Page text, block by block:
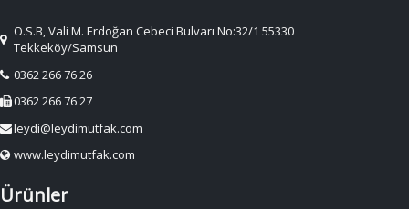
O.S.B, Vali M. Erdoğan Cebeci Bulvarı No:32/1 55330
Tekkeköy/Samsun
0362 266 76 26
0362 266 76 27
leydi@leydimutfak.com
www.leydimutfak.com
Ürünler